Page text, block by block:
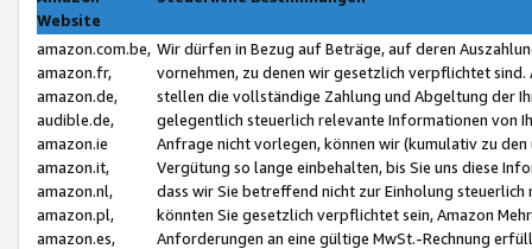
Website
amazon.com.be,
amazon.fr,
amazon.de,
audible.de,
amazon.ie
amazon.it,
amazon.nl,
amazon.pl,
amazon.es,
Wir dürfen in Bezug auf Beträge, auf deren
vornehmen, zu denen wir gesetzlich verpflichtet
stellen die vollständige Zahlung und Abgeltung der
gelegentlich steuerlich relevante Informationen von
Anfrage nicht vorlegen, können wir (kumulativ zu
Vergütung so lange einbehalten, bis Sie uns diese
dass wir Sie betreffend nicht zur Einholung
könnten Sie gesetzlich verpflichtet sein, Amazon
Anforderungen an eine gültige MwSt.-Rechnung